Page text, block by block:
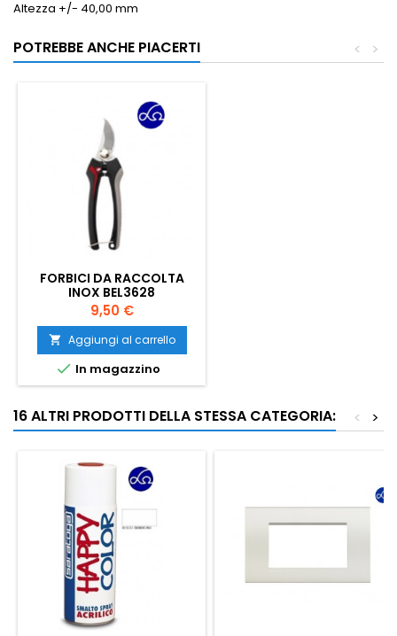
Altezza +/- 40,00 mm
POTREBBE ANCHE PIACERTI >
<
FORBICI DA RACCOLTA
INOX BEL3628
Prezzo
9,50 €
 Aggiungi al carrello
 In magazzino
16 ALTRI PRODOTTI DELLA STESSA CATEGORIA: >
<